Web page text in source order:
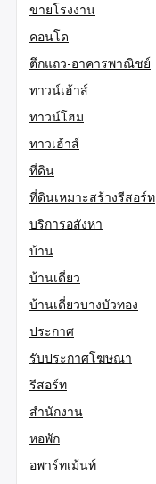
ขายโรงงาน
คอนโด
ตึกแถว-อาคารพาณิชย์
ทาวน์เฮ้าส์
ทาวน์โฮม
ทาวเฮ้าส์
ที่ดิน
ที่ดินเหมาะสร้างรีสอร์ท
บริการอสังหา
บ้าน
บ้านเดี่ยว
บ้านเดี่ยวบางบัวทอง
ประกาศ
รับประกาศโฆษณา
รีสอร์ท
สำนักงาน
หอพัก
อพาร์ทเม้นท์